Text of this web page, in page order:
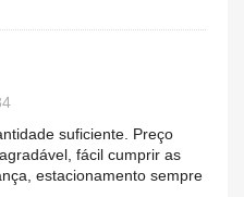
suficiente. Preço
fácil cumprir as
estacionamento sempre